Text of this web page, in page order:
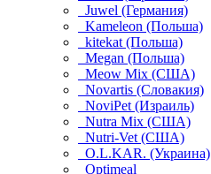
Juwel (Германия)
Kameleon (Польша)
kitekat (Польша)
Megan (Польша)
Meow Mix (США)
Novartis (Словакия)
NoviPet (Израиль)
Nutra Mix (США)
Nutri-Vet (США)
O.L.KAR. (Украина)
Optimeal